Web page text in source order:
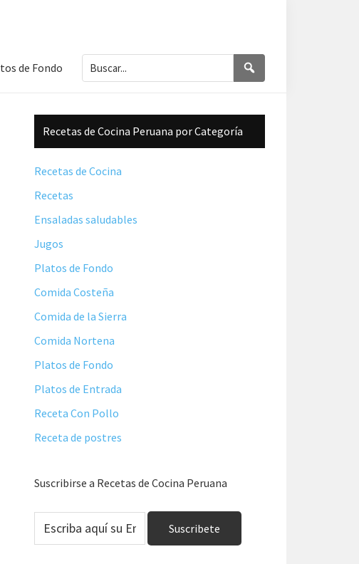
de Fondo Buscar...
Barra
lateral
principal
Recetas de Cocina Peruana por Categoría
Recetas de Cocina
Recetas
Ensaladas saludables
Jugos
Platos de Fondo
Comida Costeña
Comida de la Sierra
Comida Nortena
Platos de Fondo
Platos de Entrada
Receta Con Pollo
Receta de postres
Suscribirse a Recetas de Cocina Peruana